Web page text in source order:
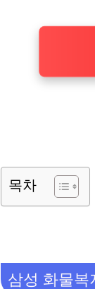
목차
삼성 화물복